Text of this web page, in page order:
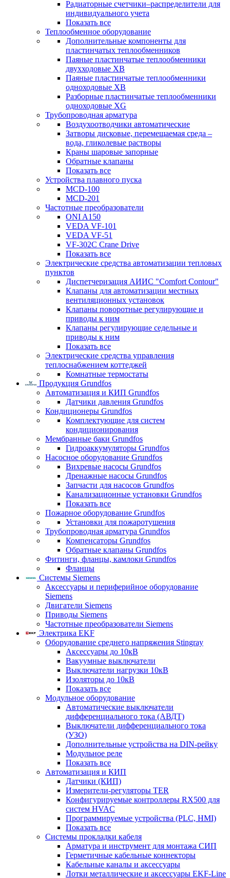
Радиаторные счетчики–распределители для
индивидуального учета
Показать все
Теплообменное оборудование
Дополнительные компоненты для
пластинчатых теплообменников
Паяные пластинчатые теплообменники
двухходовые XB
Паяные пластинчатые теплообменники
одноходовые ХВ
Разборные пластинчатые теплообменники
одноходовые ХG
Трубопроводная арматура
Воздухоотводчики автоматические
Затворы дисковые, перемещаемая среда –
вода, гликолевые растворы
Краны шаровые запорные
Обратные клапаны
Показать все
Устройства плавного пуска
MCD-100
MCD-201
Частотные преобразователи
ONI A150
VEDA VF-101
VEDA VF-51
VF-302C Crane Drive
Показать все
Электрические средства автоматизации тепловых
пунктов
Диспетчеризация АИИС "Comfort Contour"
Клапаны для автоматизации местных
вентиляционных установок
Клапаны поворотные регулирующие и
приводы к ним
Клапаны регулирующие седельные и
приводы к ним
Показать все
Электрические средства управления
теплоснабжением коттеджей
Комнатные термостаты
Продукция Grundfos
Автоматизация и КИП Grundfos
Датчики давления Grundfos
Кондиционеры Grundfos
Комплектующие для систем
кондиционирования
Мембранные баки Grundfos
Гидроаккумуляторы Grundfos
Насосное оборудование Grundfos
Вихревые насосы Grundfos
Дренажные насосы Grundfos
Запчасти для насосов Grundfos
Канализационные установки Grundfos
Показать все
Пожарное оборудование Grundfos
Установки для пожаротушения
Трубопроводная арматура Grundfos
Компенсаторы Grundfos
Обратные клапаны Grundfos
Фитинги, фланцы, камлоки Grundfos
Фланцы
Системы Siemens
Аксессуары и периферийное оборудование
Siemens
Двигатели Siemens
Приводы Siemens
Частотные преобразователи Siemens
Электрика EKF
Оборудование среднего напряжения Stingray
Аксессуары до 10кВ
Вакуумные выключатели
Выключатели нагрузки 10кВ
Изоляторы до 10кВ
Показать все
Модульное оборудование
Автоматические выключатели
дифференциального тока (АВДТ)
Выключатели дифференциального тока
(УЗО)
Дополнительные устройства на DIN-рейку
Модульное реле
Показать все
Автоматизация и КИП
Датчики (КИП)
Измерители-регуляторы TER
Конфигурируемые контроллеры RX500 для
систем HVAC
Программируемые устройства (PLC, HMI)
Показать все
Системы прокладки кабеля
Арматура и инструмент для монтажа СИП
Герметичные кабельные коннекторы
Кабельные каналы и аксессуары
Лотки металлические и аксессуары EKF-Line